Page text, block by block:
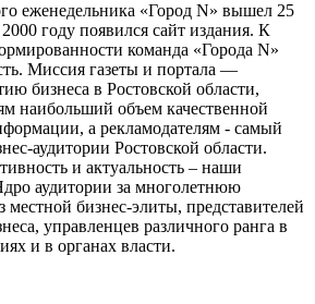
еженедельника «Город N» вышел 25
году появился сайт издания. К
команда «Города N»
Миссия газеты и портала —
бизнеса в Ростовской области,
наибольший объем качественной
а рекламодателям - самый
аудитории Ростовской области.
и актуальность – наши
аудитории за многолетнюю
бизнес-элиты, представителей
управленцев различного ранга в
и в органах власти.